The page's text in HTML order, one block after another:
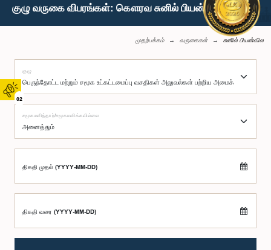
02
குழு வருகை விபரங்கள்: கௌரவ சுனில் பியன்வில, பா.உ.
முதற்பக்கம் வருகைகள் சுனில் பியன்வில
குழு
சமூகமளித்தார்/சமூகமளிக்கவில்லை
திகதி முதல் (YYYY-MM-DD)
திகதி வரை (YYYY-MM-DD)